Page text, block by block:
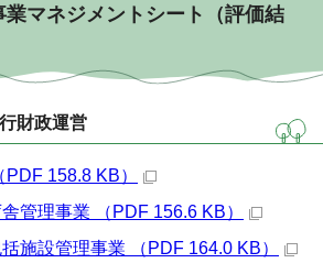
マネジメントシート（評価結
財政運営
158.8 KB）
管理事業 （PDF 156.6 KB）
施設管理事業 （PDF 164.0 KB）